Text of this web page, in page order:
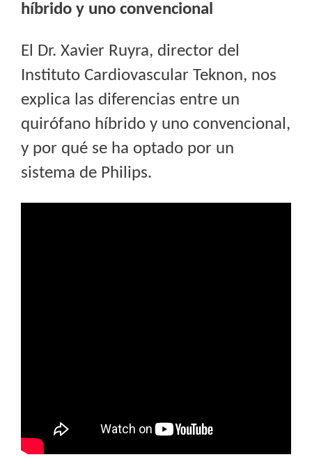
híbrido y uno convencional
El Dr. Xavier Ruyra, director del
Instituto Cardiovascular Teknon, nos
explica las diferencias entre un
quirófano híbrido y uno convencional,
y por qué se ha optado por un
sistema de Philips.